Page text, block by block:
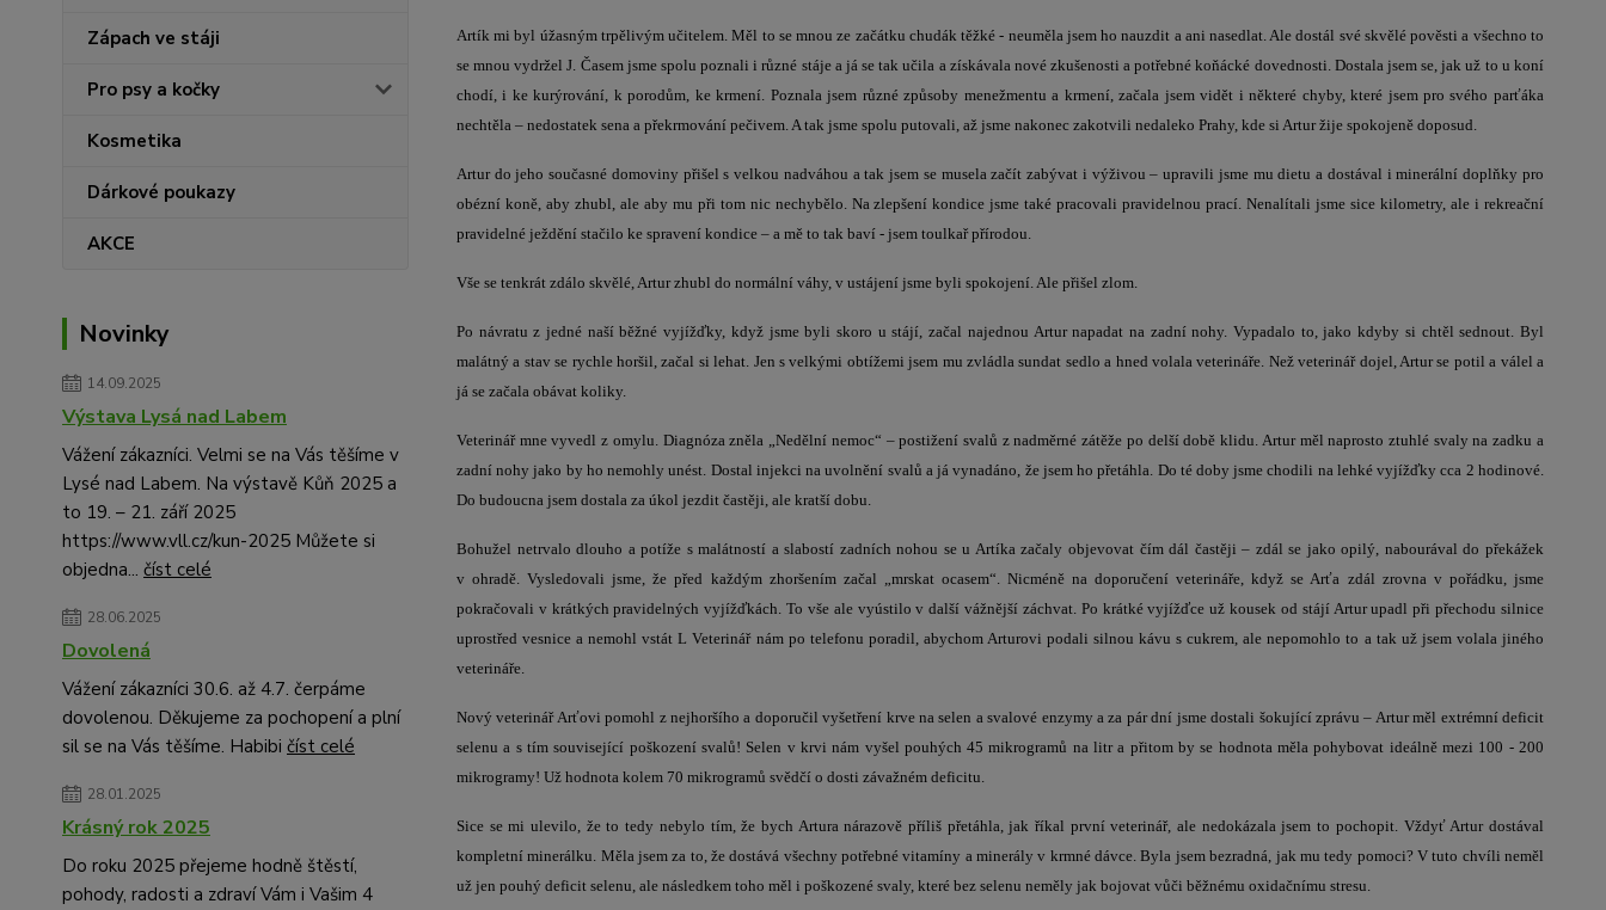
Zápach ve stáji
Pro psy a kočky
Kosmetika
Dárkové poukazy
AKCE
Novinky
14.09.2025
Výstava Lysá nad Labem
Vážení zákazníci. Velmi se na Vás těšíme v
Lysé nad Labem. Na výstavě Kůň 2025 a
to 19. – 21. září 2025
https://www.vll.cz/kun-2025 Můžete si
objedna... číst celé
28.06.2025
Dovolená
Vážení zákazníci 30.6. až 4.7. čerpáme
dovolenou. Děkujeme za pochopení a plní
sil se na Vás těšíme. Habibi číst celé
28.01.2025
Krásný rok 2025
Do roku 2025 přejeme hodně štěstí,
pohody, radosti a zdraví Vám i Vašim 4
Artík mi byl úžasným trpělivým učitelem. Měl to se mnou ze začátku chudák těžké - neuměla jsem ho nauzdit a ani nasedlat. Ale dostál své skvělé pověsti a všechno to
se mnou vydržel J. Časem jsme spolu poznali i různé stáje a já se tak učila a získávala nové zkušenosti a potřebné koňácké dovednosti. Dostala jsem se, jak už to u koní
chodí, i ke kurýrování, k porodům, ke krmení. Poznala jsem různé způsoby menežmentu a krmení, začala jsem vidět i některé chyby, které jsem pro svého parťáka
nechtěla – nedostatek sena a překrmování pečivem. A tak jsme spolu putovali, až jsme nakonec zakotvili nedaleko Prahy, kde si Artur žije spokojeně doposud.
Artur do jeho současné domoviny přišel s velkou nadváhou a tak jsem se musela začít zabývat i výživou – upravili jsme mu dietu a dostával i minerální doplňky pro
obézní koně, aby zhubl, ale aby mu při tom nic nechybělo. Na zlepšení kondice jsme také pracovali pravidelnou prací. Nenalítali jsme sice kilometry, ale i rekreační
pravidelné ježdění stačilo ke spravení kondice – a mě to tak baví - jsem toulkař přírodou.
Vše se tenkrát zdálo skvělé, Artur zhubl do normální váhy, v ustájení jsme byli spokojení. Ale přišel zlom.
Po návratu z jedné naší běžné vyjížďky, když jsme byli skoro u stájí, začal najednou Artur napadat na zadní nohy. Vypadalo to, jako kdyby si chtěl sednout. Byl
malátný a stav se rychle horšil, začal si lehat. Jen s velkými obtížemi jsem mu zvládla sundat sedlo a hned volala veterináře. Než veterinář dojel, Artur se potil a válel a
já se začala obávat koliky.
Veterinář mne vyvedl z omylu. Diagnóza zněla „Nedělní nemoc“ – postižení svalů z nadměrné zátěže po delší době klidu. Artur měl naprosto ztuhlé svaly na zadku a
zadní nohy jako by ho nemohly unést. Dostal injekci na uvolnění svalů a já vynadáno, že jsem ho přetáhla. Do té doby jsme chodili na lehké vyjížďky cca 2 hodinové.
Do budoucna jsem dostala za úkol jezdit častěji, ale kratší dobu.
Bohužel netrvalo dlouho a potíže s malátností a slabostí zadních nohou se u Artíka začaly objevovat čím dál častěji – zdál se jako opilý, nabourával do překážek
v ohradě. Vysledovali jsme, že před každým zhoršením začal „mrskat ocasem“. Nicméně na doporučení veterináře, když se Arťa zdál zrovna v pořádku, jsme
pokračovali v krátkých pravidelných vyjížďkách. To vše ale vyústilo v další vážnější záchvat. Po krátké vyjížďce už kousek od stájí Artur upadl při přechodu silnice
uprostřed vesnice a nemohl vstát L Veterinář nám po telefonu poradil, abychom Arturovi podali silnou kávu s cukrem, ale nepomohlo to a tak už jsem volala jiného
veterináře.
Nový veterinář Arťovi pomohl z nejhoršího a doporučil vyšetření krve na selen a svalové enzymy a za pár dní jsme dostali šokující zprávu – Artur měl extrémní deficit
selenu a s tím související poškození svalů! Selen v krvi nám vyšel pouhých 45 mikrogramů na litr a přitom by se hodnota měla pohybovat ideálně mezi 100 - 200
mikrogramy! Už hodnota kolem 70 mikrogramů svědčí o dosti závažném deficitu.
Sice se mi ulevilo, že to tedy nebylo tím, že bych Artura nárazově příliš přetáhla, jak říkal první veterinář, ale nedokázala jsem to pochopit. Vždyť Artur dostával
kompletní minerálku. Měla jsem za to, že dostává všechny potřebné vitamíny a minerály v krmné dávce. Byla jsem bezradná, jak mu tedy pomoci? V tuto chvíli neměl
už jen pouhý deficit selenu, ale následkem toho měl i poškozené svaly, které bez selenu neměly jak bojovat vůči běžnému oxidačnímu stresu.